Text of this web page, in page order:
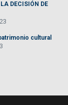
DECISIÓN DE
cultural